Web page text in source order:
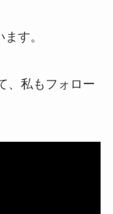
す。
、私もフォロー